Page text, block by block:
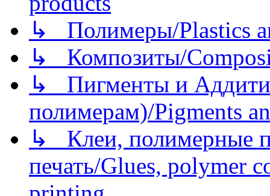
↳ Полимеры/Plastics
↳ Композиты/
↳ Пигменты и
полимерам)/Pigments
↳ Клеи, полимерные
печать/Glues, polymer